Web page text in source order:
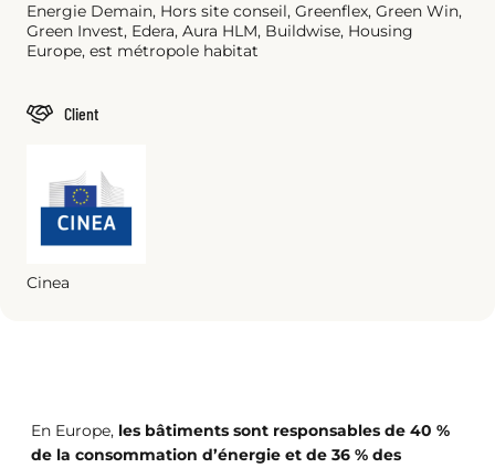
Energie Demain, Hors site conseil, Greenflex, Green Win,
Green Invest, Edera, Aura HLM, Buildwise, Housing
Europe, est métropole habitat
Client
Cinea
En Europe, les bâtiments sont responsables de 40 %
de la consommation d’énergie et de 36 % des